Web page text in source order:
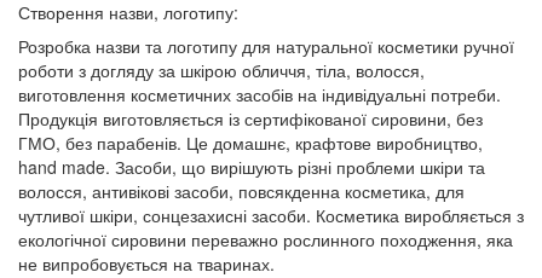
Створення назви, логотипу:
Розробка назви та логотипу для натуральної косметики ручної
роботи з догляду за шкірою обличчя, тіла, волосся,
виготовлення косметичних засобів на індивідуальні потреби.
Продукція виготовляється із сертифікованої сировини, без
ГМО, без парабенів. Це домашнє, крафтове виробництво,
hand made. Засоби, що вирішують різні проблеми шкіри та
волосся, антивікові засоби, повсякденна косметика, для
чутливої шкіри, сонцезахисні засоби. Косметика виробляється з
екологічної сировини переважно рослинного походження, яка
не випробовується на тваринах.